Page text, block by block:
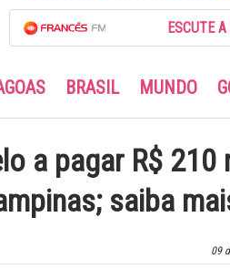
ESCUTE A
BRASIL MUNDO
a pagar R$ 210
saiba
09